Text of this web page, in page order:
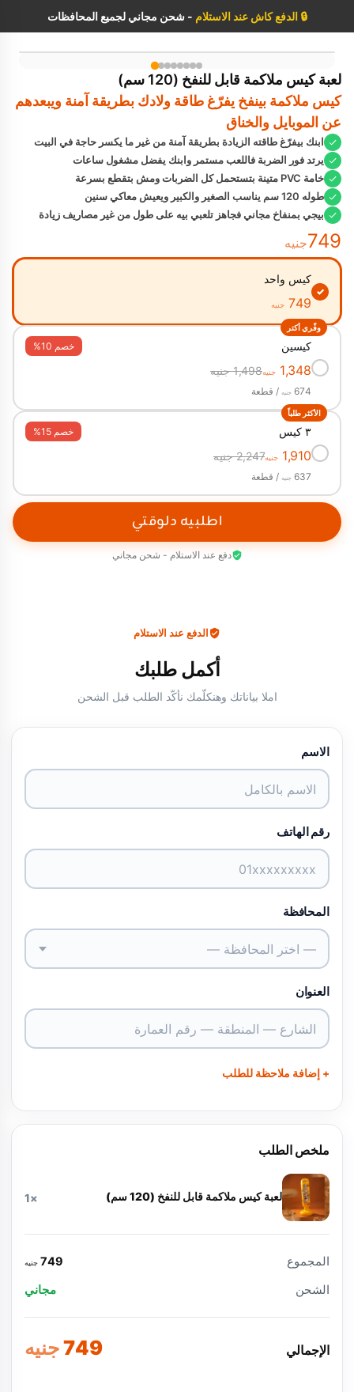
🔒 الدفع كاش عند الاستلام - شحن مجاني لجميع المحافظات
بيجي بمنفاخ مجاني
لعبة كيس ملاكمة قابل للنفخ (120 سم)
كيس ملاكمة بينفخ يفرّغ طاقة ولادك بطريقة آمنة ويبعدهم
عن الموبايل والخناق
ابنك بيفرّغ طاقته الزيادة بطريقة آمنة من غير ما يكسر حاجة في البيت
يرتد فور الضربة فاللعب مستمر وابنك يفضل مشغول ساعات
خامة PVC متينة بتستحمل كل الضربات ومش بتقطع بسرعة
طوله 120 سم يناسب الصغير والكبير ويعيش معاكي سنين
بيجي بمنفاخ مجاني فجاهز تلعبي بيه على طول من غير مصاريف زيادة
749جنيه
✓
كيس واحد
749 جنيه
وفّري أكتر
✓
كيسين خصم 10%
1,348 جنيه1,498 جنيه
674 جنيه / قطعة
الأكثر طلباً
✓
٣ كيس خصم 15%
1,910 جنيه2,247 جنيه
637 جنيه / قطعة
اطلبيه دلوقتي
دفع عند الاستلام - شحن مجاني
الدفع عند الاستلام
أكمل طلبك
املا بياناتك وهنكلّمك نأكّد الطلب قبل الشحن
الاسم
رقم الهاتف
المحافظة
— اختر المحافظة —
العنوان
+ إضافة ملاحظة للطلب
ملخص الطلب
لعبة كيس ملاكمة قابل للنفخ (120 سم) ×1
المجموع 749 جنيه
الشحن مجاني
الإجمالي 749جنيه